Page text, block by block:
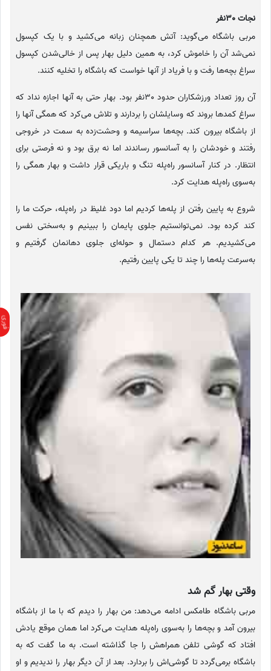
نجات 30نفر
مربی باشگاه می‌گوید: آتش همچنان زبانه می‌کشید و با یک کپسول
نمی‌شد آن را خاموش کرد، به همین دلیل بهار پس از خالی‌شدن کپسول
سراغ بچه‌ها رفت و با فریاد از آنها خواست که باشگاه را تخلیه کنند.
آن روز تعداد ورزشکاران حدود 30نفر بود. بهار حتی به آنها اجازه نداد که
سراغ کمدها بروند که وسایلشان را بردارند و تلاش می‌کرد که همگی آنها را
از باشگاه بیرون کند. بچه‌ها سراسیمه و وحشت‌زده به سمت در خروجی
رفتند و خودشان را به آسانسور رساندند اما نه برق بود و نه فرصتی برای
انتظار. در کنار آسانسور راه‌پله تنگ و باریکی قرار داشت و بهار همگی را
به‌سوی راه‌پله هدایت کرد.
شروع به پایین رفتن از پله‌ها کردیم اما دود غلیظ در راه‌پله، حرکت ما را
کند کرده بود. نمی‌توانستیم جلوی پایمان را ببینیم و به‌سختی نفس
می‌کشیدیم. هر کدام دستمال و حوله‌ای جلوی دهانمان گرفتیم و
به‌سرعت پله‌ها را چند تا یکی پایین رفتیم.
وقتی بهار گم شد
مربی باشگاه طامکس ادامه می‌دهد: من بهار را دیدم که با ما از باشگاه
بیرون آمد و بچه‌ها را به‌سوی راه‌پله‌ هدایت می‌کرد اما همان موقع یادش
افتاد که گوشی تلفن همراهش را جا گذاشته است. به ما گفت که به
باشگاه برمی‌گردد تا گوشی‌اش را بردارد. بعد از آن دیگر بهار را ندیدیم و او